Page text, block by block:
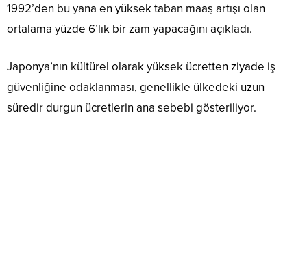
1992’den bu yana en yüksek taban maaş artışı olan
ortalama yüzde 6’lık bir zam yapacağını açıkladı.
Japonya’nın kültürel olarak yüksek ücretten ziyade iş
güvenliğine odaklanması, genellikle ülkedeki uzun
süredir durgun ücretlerin ana sebebi gösteriliyor.